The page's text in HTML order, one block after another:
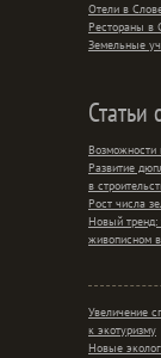
Отели в
Рестораны в
Земельные
Статьи
Развитие
в
Рост числа
Новый тренд:
живописном
Увеличение
к экотуризму
Новые